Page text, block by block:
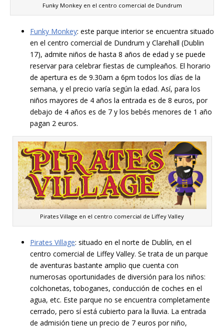
Funky Monkey en el centro comercial de Dundrum
Funky Monkey: este parque interior se encuentra situado
en el centro comercial de Dundrum y Clarehall (Dublin
17), admite niños de hasta 8 años de edad y se puede
reservar para celebrar fiestas de cumpleaños. El horario
de apertura es de 9.30am a 6pm todos los días de la
semana, y el precio varía según la edad. Así, para los
niños mayores de 4 años la entrada es de 8 euros, por
debajo de 4 años es de 7 y los bebés menores de 1 año
pagan 2 euros.
Pirates Village en el centro comercial de Liffey Valley
Pirates Village: situado en el norte de Dublín, en el
centro comercial de Liffey Valley. Se trata de un parque
de aventuras bastante amplio que cuenta con
numerosas oportunidades de diversión para los niños:
colchonetas, toboganes, conducción de coches en el
agua, etc. Este parque no se encuentra completamente
cerrado, pero sí está cubierto para la lluvia. La entrada
de admisión tiene un precio de 7 euros por niño,